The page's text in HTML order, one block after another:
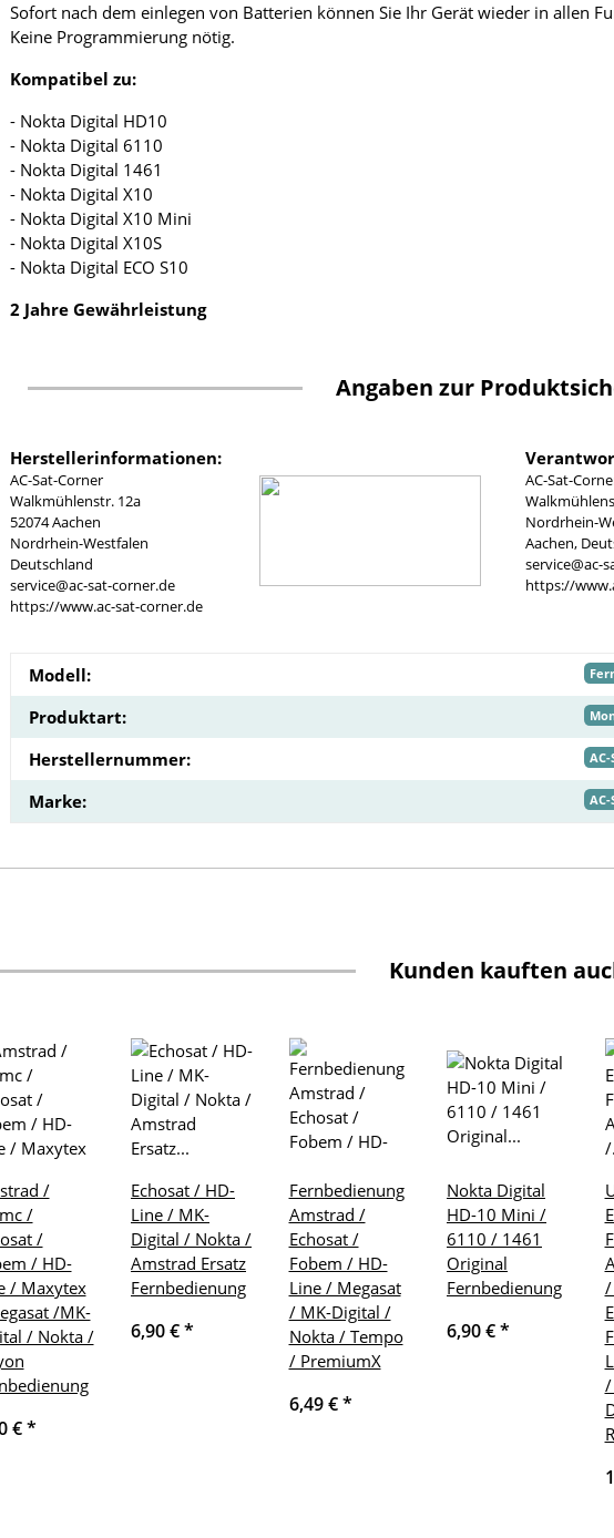
Sofort nach dem einlegen von Batterien können Sie Ihr Gerät wieder in allen
Keine Programmierung nötig.
Kompatibel zu:
- Nokta Digital HD10
- Nokta Digital 6110
- Nokta Digital 1461
- Nokta Digital X10
- Nokta Digital X10 Mini
- Nokta Digital X10S
- Nokta Digital ECO S10
2 Jahre Gewährleistung
Angaben zur
Herstellerinformationen:
AC-Sat-Corner
Walkmühlenstr. 12a
52074 Aachen
Nordrhein-Westfalen
Deutschland
service@ac-sat-corner.de
https://www.ac-sat-corner.de
AC-Sat-
Nordrhein-
Aachen,
service@ac-
https://
Modell:
Produktart:
Herstellernummer:
Marke:
Kunden kauften
/
/
/
/ HD-
/ Maxytex
/MK-
/ Nokta /
€*
Echosat / HD-
Line / MK-
Digital / Nokta /
Amstrad Ersatz
Fernbedienung
6,90 €*
Fernbedienung
Amstrad /
Echosat /
Fobem / HD-
Line / Megasat
/ MK-Digital /
Nokta / Tempo
/ PremiumX
6,49 €*
Nokta Digital
HD-10 Mini /
6110 / 1461
Original
Fernbedienung
6,90 €*
/
/